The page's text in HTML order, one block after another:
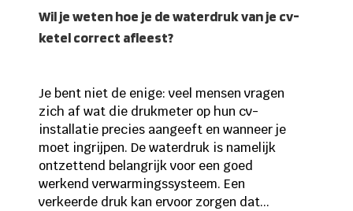
Wil je weten hoe je de waterdruk van je cv-
ketel correct afleest?
Je bent niet de enige: veel mensen vragen
zich af wat die drukmeter op hun cv-
installatie precies aangeeft en wanneer je
moet ingrijpen. De waterdruk is namelijk
ontzettend belangrijk voor een goed
werkend verwarmingssysteem. Een
verkeerde druk kan ervoor zorgen dat...